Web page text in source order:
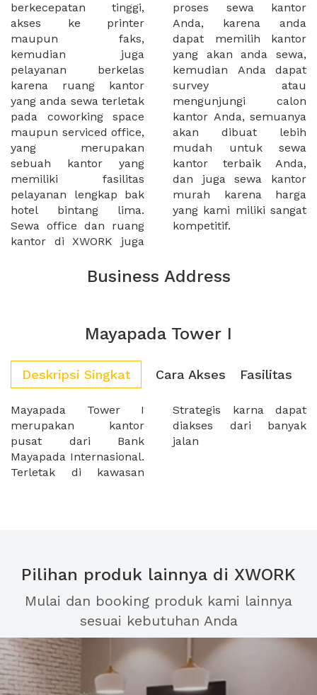
berkecepatan tinggi,
akses ke printer
maupun faks,
kemudian juga
pelayanan berkelas
karena ruang kantor
yang anda sewa terletak
pada coworking space
maupun serviced office,
yang merupakan
sebuah kantor yang
memiliki fasilitas
pelayanan lengkap bak
hotel bintang lima.
Sewa office dan ruang
kantor di XWORK juga
proses sewa kantor
Anda, karena anda
dapat memilih kantor
yang akan anda sewa,
kemudian Anda dapat
survey atau
mengunjungi calon
kantor Anda, semuanya
akan dibuat lebih
mudah untuk sewa
kantor terbaik Anda,
dan juga sewa kantor
murah karena harga
yang kami miliki sangat
kompetitif.
Business Address
Mayapada Tower I
Deskripsi Singkat Cara Akses Fasilitas
Mayapada Tower I
merupakan kantor
pusat dari Bank
Mayapada Internasional.
Terletak di kawasan
Strategis karna dapat
diakses dari banyak
jalan
Pilihan produk lainnya di XWORK
Mulai dan booking produk kami lainnya
sesuai kebutuhan Anda